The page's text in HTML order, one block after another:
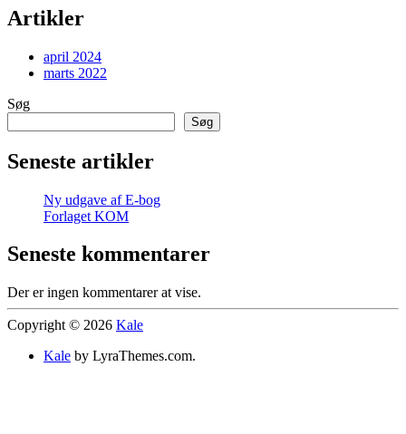
Artikler
april 2024
marts 2022
Søg
Søg
Seneste artikler
Ny udgave af E-bog
Forlaget KOM
Seneste kommentarer
Der er ingen kommentarer at vise.
Copyright © 2026 Kale
Kale by LyraThemes.com.